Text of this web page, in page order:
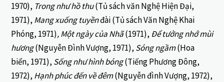
1970), Trong như hồ thu(Tủ sách văn Nghệ Hiện Đại,
1971), Mang xuống tuyềnđài (Tủ sách Văn Nghệ Khai
Phóng, 1971), Một ngày của Nhã(1971), Để tưởng nhớ mùi
hương(Nguyễn Đình Vượng, 1971), Sóng ngầm(Hoa
biển, 1971), Sống như hình bóng(Tiếng Phương Đông,
1972), Hạnh phúc đến về đêm(Nguyễn đình Vượng, 1972),